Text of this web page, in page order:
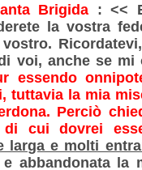
Brigida : <<
la vostra
voi, anche se
essendo
tuttavia la mia
Perciò
cui dovrei
larga e molti
abbandonata la